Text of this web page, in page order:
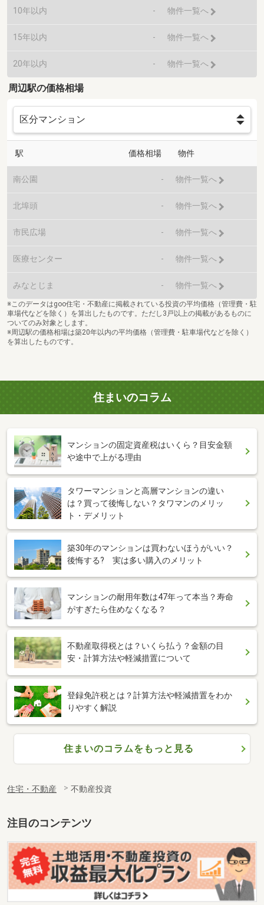
10年以内 - 物件一覧へ
15年以内 - 物件一覧へ
20年以内 - 物件一覧へ
周辺駅の価格相場
駅 価格相場 物件
南公園 - 物件一覧へ
北埠頭 - 物件一覧へ
市民広場 - 物件一覧へ
医療センター - 物件一覧へ
みなとじま - 物件一覧へ
※このデータはgoo住宅・不動産に掲載されている投資の平均価格（管理費・駐
車場代などを除く）を算出したものです。ただし3戸以上の掲載があるものに
ついてのみ対象とします。
※周辺駅の価格相場は築20年以内の平均価格（管理費・駐車場代などを除く）
を算出したものです。
住まいのコラム
マンションの固定資産税はいくら？目安金額
や途中で上がる理由
タワーマンションと高層マンションの違い
は？買って後悔しない？タワマンのメリッ
ト・デメリット
築30年のマンションは買わないほうがいい？
後悔する? 実は多い購入のメリット
マンションの耐用年数は47年って本当？寿命
がすぎたら住めなくなる？
不動産取得税とは？いくら払う？金額の目
安・計算方法や軽減措置について
登録免許税とは？計算方法や軽減措置をわか
りやすく解説
住まいのコラムをもっと見る
住宅・不動産 不動産投資
注目のコンテンツ